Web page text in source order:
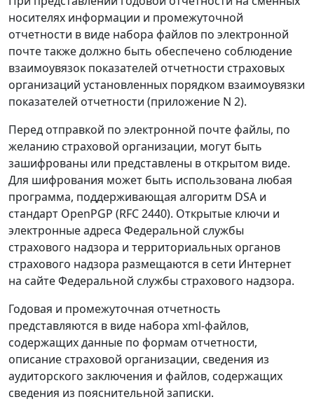
носителях информации и промежуточной
отчетности в виде набора файлов по электронной
почте также должно быть обеспечено соблюдение
взаимоувязок показателей отчетности страховых
организаций установленных порядком взаимоувязки
показателей отчетности (приложение N 2).
Перед отправкой по электронной почте файлы, по
желанию страховой организации, могут быть
зашифрованы или представлены в открытом виде.
Для шифрования может быть использована любая
программа, поддерживающая алгоритм DSA и
стандарт OpenPGP (RFC 2440). Открытые ключи и
электронные адреса Федеральной службы
страхового надзора и территориальных органов
страхового надзора размещаются в сети Интернет
на сайте Федеральной службы страхового надзора.
Годовая и промежуточная отчетность
представляются в виде набора xml-файлов,
содержащих данные по формам отчетности,
описание страховой организации, сведения из
аудиторского заключения и файлов, содержащих
сведения из пояснительной записки.